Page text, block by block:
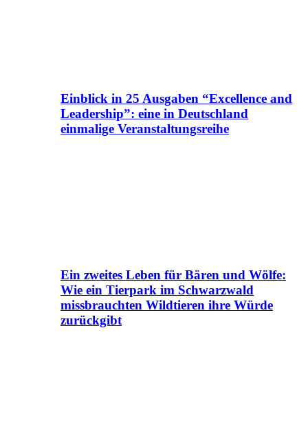
Einblick in 25 Ausgaben “Excellence and
Leadership”: eine in Deutschland
einmalige Veranstaltungsreihe
Ein zweites Leben für Bären und Wölfe:
Wie ein Tierpark im Schwarzwald
missbrauchten Wildtieren ihre Würde
zurückgibt